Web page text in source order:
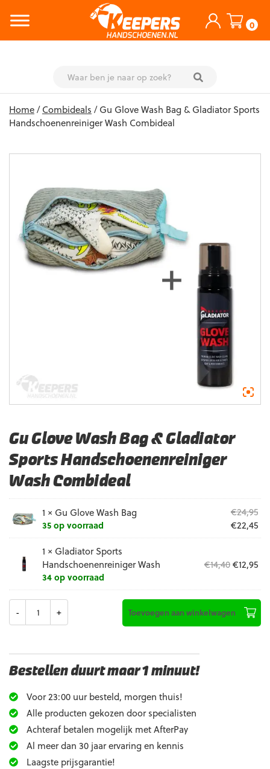
0
content
Home/Combideals / Gu Glove Wash Bag & Gladiator Sports
Handschoenenreiniger Wash Combideal
Gu Glove Wash Bag & Gladiator
Sports Handschoenenreiniger
Wash Combideal
1 × Gu Glove Wash Bag
35 op voorraad
€24,95
€22,45
1 × Gladiator Sports
Handschoenenreiniger Wash
34 op voorraad
€14,40
was:
€14,40.
€12,95
is:
Toevoegen aan winkelwagen
Bestellen duurt maar 1 minuut!
Voor 23:00 uur besteld, morgen thuis!
Alle producten gekozen door specialisten
Achteraf betalen mogelijk met AfterPay
Al meer dan 30 jaar ervaring en kennis
Laagste prijsgarantie!